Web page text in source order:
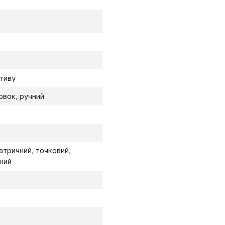
ручний
точковий,